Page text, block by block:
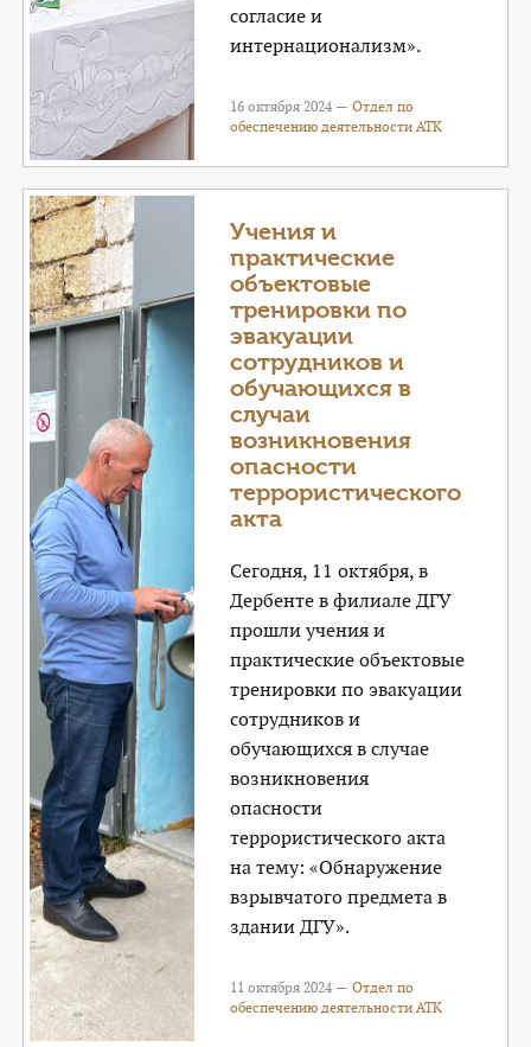
согласие и
интернационализм».
16 октября 2024 —Отдел по
обеспечению деятельности АТК
Учения и
практические
объектовые
тренировки по
эвакуации
сотрудников и
обучающихся в
случаи
возникновения
опасности
террористического
акта
Сегодня, 11 октября, в
Дербенте в филиале ДГУ
прошли учения и
практические объектовые
тренировки по эвакуации
сотрудников и
обучающихся в случае
возникновения
опасности
террористического акта
на тему: «Обнаружение
взрывчатого предмета в
здании ДГУ».
11 октября 2024 —Отдел по
обеспечению деятельности АТК